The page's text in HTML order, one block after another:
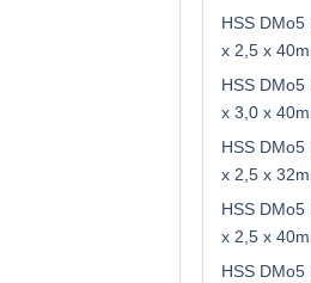
HSS
x 2,5 x
HSS
x 3,0 x
HSS
x 2,5 x
HSS
x 2,5 x
HSS